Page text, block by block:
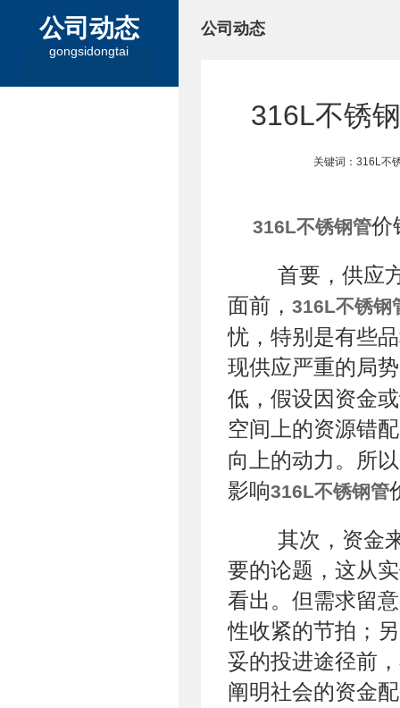
公司动态
gongsidongtai
公司动态
316L不锈
关键词：316L不
316L不锈钢管价
首要，供应
面前， 316L不锈钢
忧，特别是有些
现供应严重的局
低，假设因资金
空间上的资源错
向上的动力。所
影响316L不锈钢管
其次，资金
要的论题，这从
看出。但需求留
性收紧的节拍；
妥的投进途径前
阐明社会的资金